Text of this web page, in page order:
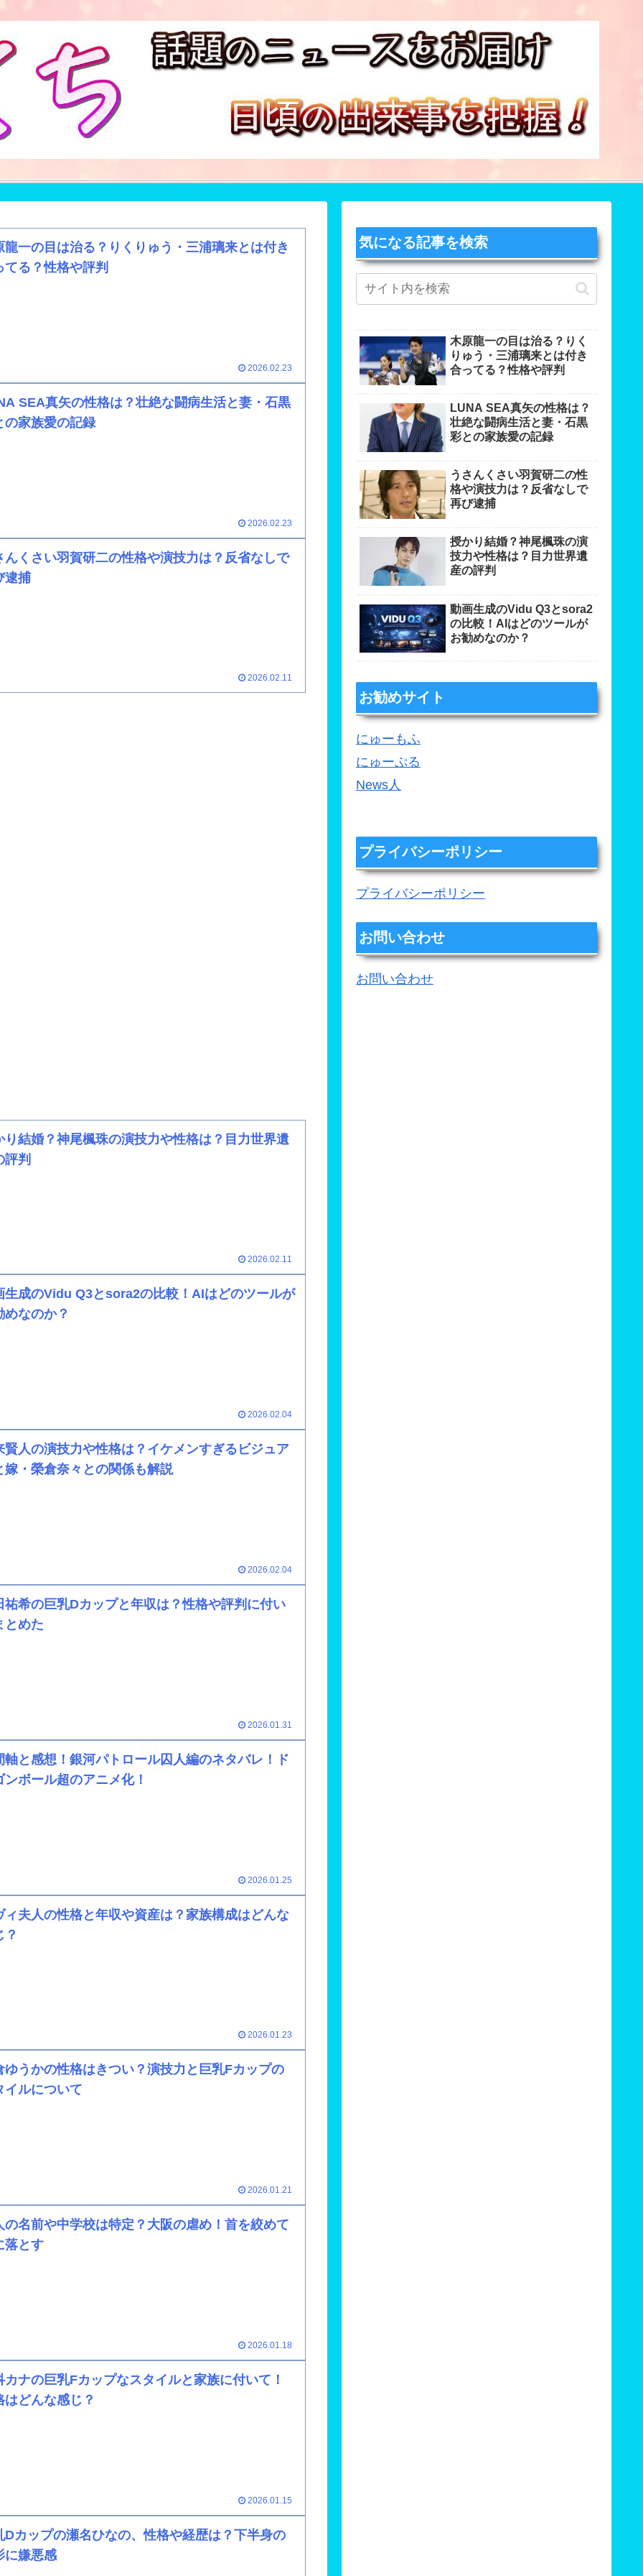
龍一の目は治る？りくりゅう・三浦璃来とは付き
てる？性格や評判
2026.02.23
SEA真矢の性格は？壮絶な闘病生活と妻・石黒
の家族愛の記録
2026.02.23
んくさい羽賀研二の性格や演技力は？反省なしで
逮捕
2026.02.11
り結婚？神尾楓珠の演技力や性格は？目力世界遺
評判
2026.02.11
生成のVidu Q3とsora2の比較！AIはどのツールが
めなのか？
2026.02.04
賢人の演技力や性格は？イケメンすぎるビジュア
嫁・榮倉奈々との関係も解説
2026.02.04
祐希の巨乳Dカップと年収は？性格や評判に付い
とめた
2026.01.31
軸と感想！銀河パトロール囚人編のネタバレ！ド
ンボール超のアニメ化！
2026.01.25
ィ夫人の性格と年収や資産は？家族構成はどんな
？
2026.01.23
ゆうかの性格はきつい？演技力と巨乳Fカップの
イルについて
2026.01.21
の名前や中学校は特定？大阪の虐め！首を絞めて
落とす
2026.01.18
カナの巨乳Fカップなスタイルと家族に付いて！
はどんな感じ？
2026.01.15
Dカップの瀬名ひなの、性格や経歴は？下半身の
に嫌悪感
気になる記事を検索
木原龍一の目は治る？りく
りゅう・三浦璃来とは付き
合ってる？性格や評判
LUNA SEA真矢の性格は？
壮絶な闘病生活と妻・石黒
彩との家族愛の記録
うさんくさい羽賀研二の性
格や演技力は？反省なしで
再び逮捕
授かり結婚？神尾楓珠の演
技力や性格は？目力世界遺
産の評判
動画生成のVidu Q3とsora2
の比較！AIはどのツールが
お勧めなのか？
お勧めサイト
にゅーもふ
にゅーぷる
News人
プライバシーポリシー
プライバシーポリシー
お問い合わせ
お問い合わせ